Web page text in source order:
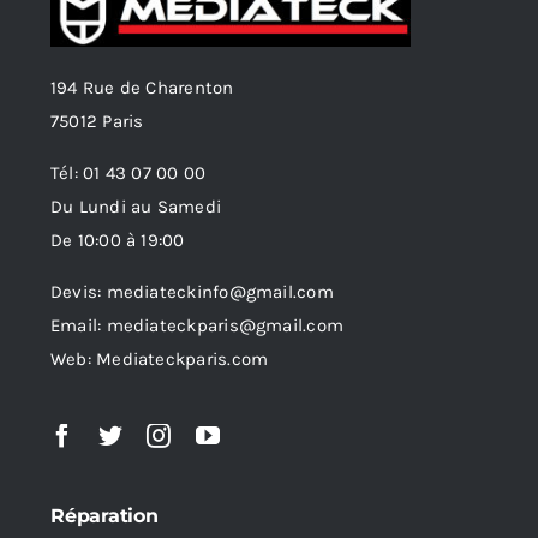
194 Rue de Charenton
75012 Paris
Tél: 01 43 07 00 00
Du Lundi au Samedi
De 10:00 à 19:00
Devis: mediateckinfo@gmail.com
Email: mediateckparis@gmail.com
Web: Mediateckparis.com
Réparation